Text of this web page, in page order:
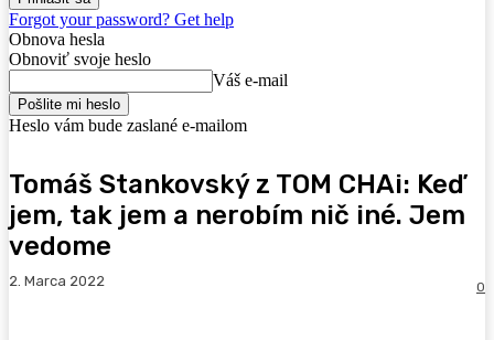
Forgot your password? Get help
Obnova hesla
Obnoviť svoje heslo
Váš e-mail
Heslo vám bude zaslané e-mailom
Tomáš Stankovský z TOM CHAi: Keď
jem, tak jem a nerobím nič iné. Jem
vedome
2. Marca 2022 0